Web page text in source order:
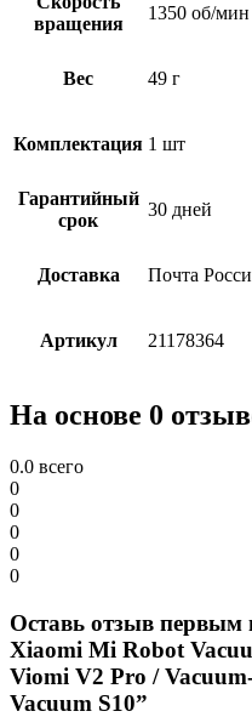
вращения
1350 об/мин
Вес 49 г
Комплектация 1 шт
Гарантийный
срок
30 дней
Доставка Почта
Артикул 21178364
На основе 0
0.0 всего
0
0
0
0
0
Оставь отзыв первым
Xiaomi Mi Robot
Viomi V2 Pro /
Vacuum S10”